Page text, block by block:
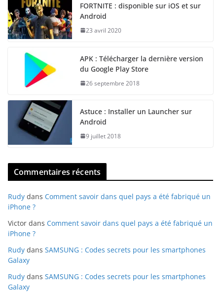
FORTNITE : disponible sur iOS et sur
Android
23 avril 2020
APK : Télécharger la dernière version
du Google Play Store
26 septembre 2018
Astuce : Installer un Launcher sur
Android
9 juillet 2018
Commentaires récents
Rudy dans Comment savoir dans quel pays a été fabriqué un
iPhone ?
Victor dans Comment savoir dans quel pays a été fabriqué un
iPhone ?
Rudy dans SAMSUNG : Codes secrets pour les smartphones
Galaxy
Rudy dans SAMSUNG : Codes secrets pour les smartphones
Galaxy